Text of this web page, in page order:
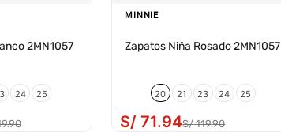
2MN1057
24 25
.90
MINNIE
Zapatos Niña Rosado 2MN1057
20 21 23 24 25
S/ 71.94S/ 119.90